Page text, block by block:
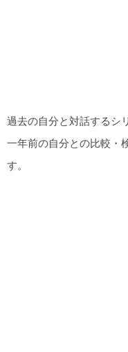
過去の自分と対話するシ
一年前の自分との比較・
す。